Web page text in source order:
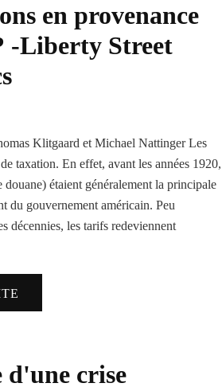
en provenance
-Liberty Street
Klitgaard et Michael Nattinger Les
taxation. En effet, avant les années 1920,
douane) étaient généralement la principale
du gouvernement américain. Peu
décennies, les tarifs redeviennent
d'une crise